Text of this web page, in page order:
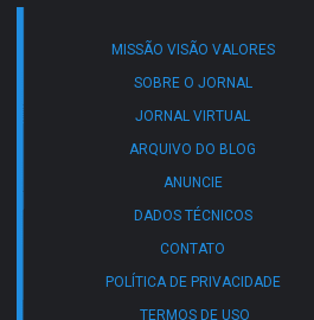
MISSÃO VISÃO VALORES
SOBRE O JORNAL
JORNAL VIRTUAL
ARQUIVO DO BLOG
ANUNCIE
DADOS TÉCNICOS
CONTATO
POLÍTICA DE PRIVACIDADE
TERMOS DE USO